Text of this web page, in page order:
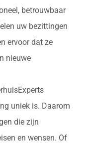
betrouwbaar
uw bezittingen
ervoor dat ze
nieuwe
uniek is. Daarom
die zijn
en wensen. Of